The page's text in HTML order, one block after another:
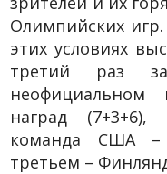
Олимпийских
этих условиях
третий раз
наград
команда США –
третьем –